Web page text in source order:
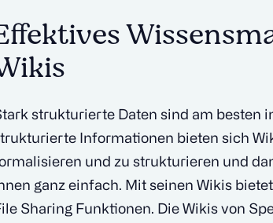
strukturierte Daten sind am besten
Informationen bieten sich
und zu strukturieren und
ganz einfach. Mit seinen Wikis
Sharing Funktionen. Die Wikis von